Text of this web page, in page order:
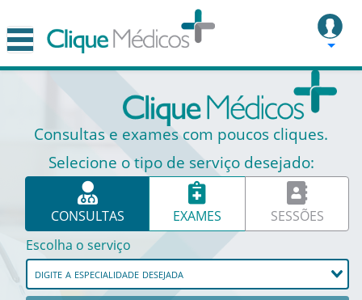
Consultas e exames com poucos cliques.
Selecione o tipo de serviço desejado:
CONSULTAS EXAMES
SESSÕES
Escolha o serviço